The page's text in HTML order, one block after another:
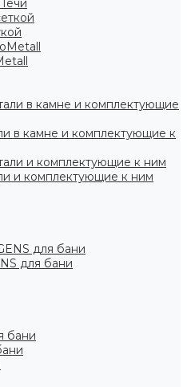
в камне и комплектующие к
и комплектующие к ним
для бани